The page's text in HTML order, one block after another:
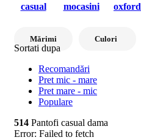
casual mocasini oxford
Mărimi Culori
Sortati dupa
Recomandări
Pret mic - mare
Pret mare - mic
Populare
514 Pantofi casual dama
Error: Failed to fetch